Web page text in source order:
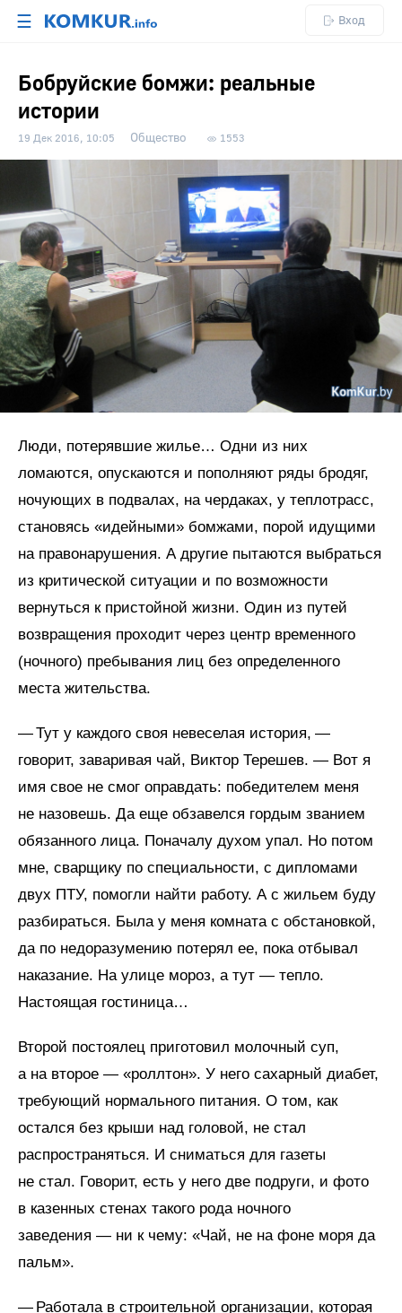
☰ Вход
Бобруйские бомжи: реальные
истории
19 Дек 2016, 10:05 Общество 1553
Люди, потерявшие жилье… Одни из них
ломаются, опускаются и пополняют ряды бродяг,
ночующих в подвалах, на чердаках, у теплотрасс,
становясь «идейными» бомжами, порой идущими
на правонарушения. А другие пытаются выбраться
из критической ситуации и по возможности
вернуться к пристойной жизни. Один из путей
возвращения проходит через центр временного
(ночного) пребывания лиц без определенного
места жительства.
— Тут у каждого своя невеселая история, —
говорит, заваривая чай, Виктор Терешев. — Вот я
имя свое не смог оправдать: победителем меня
не назовешь. Да еще обзавелся гордым званием
обязанного лица. Поначалу духом упал. Но потом
мне, сварщику по специальности, с дипломами
двух ПТУ, помогли найти работу. А с жильем буду
разбираться. Была у меня комната с обстановкой,
да по недоразумению потерял ее, пока отбывал
наказание. На улице мороз, а тут — тепло.
Настоящая гостиница…
Второй постоялец приготовил молочный суп,
а на второе — «роллтон». У него сахарный диабет,
требующий нормального питания. О том, как
остался без крыши над головой, не стал
распространяться. И сниматься для газеты
не стал. Говорит, есть у него две подруги, и фото
в казенных стенах такого рода ночного
заведения — ни к чему: «Чай, не на фоне моря да
пальм».
— Работала в строительной организации, которая